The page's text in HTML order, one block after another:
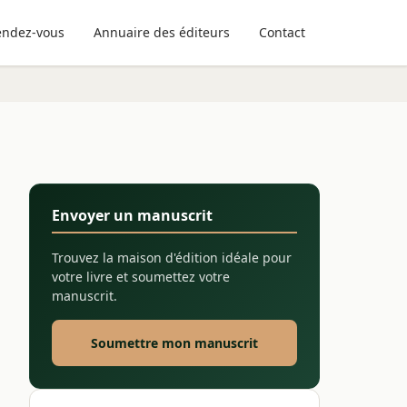
vous Annuaire des éditeurs Contact
Envoyer un manuscrit
Trouvez la maison d'édition idéale pour
votre livre et soumettez votre
manuscrit.
Soumettre mon manuscrit